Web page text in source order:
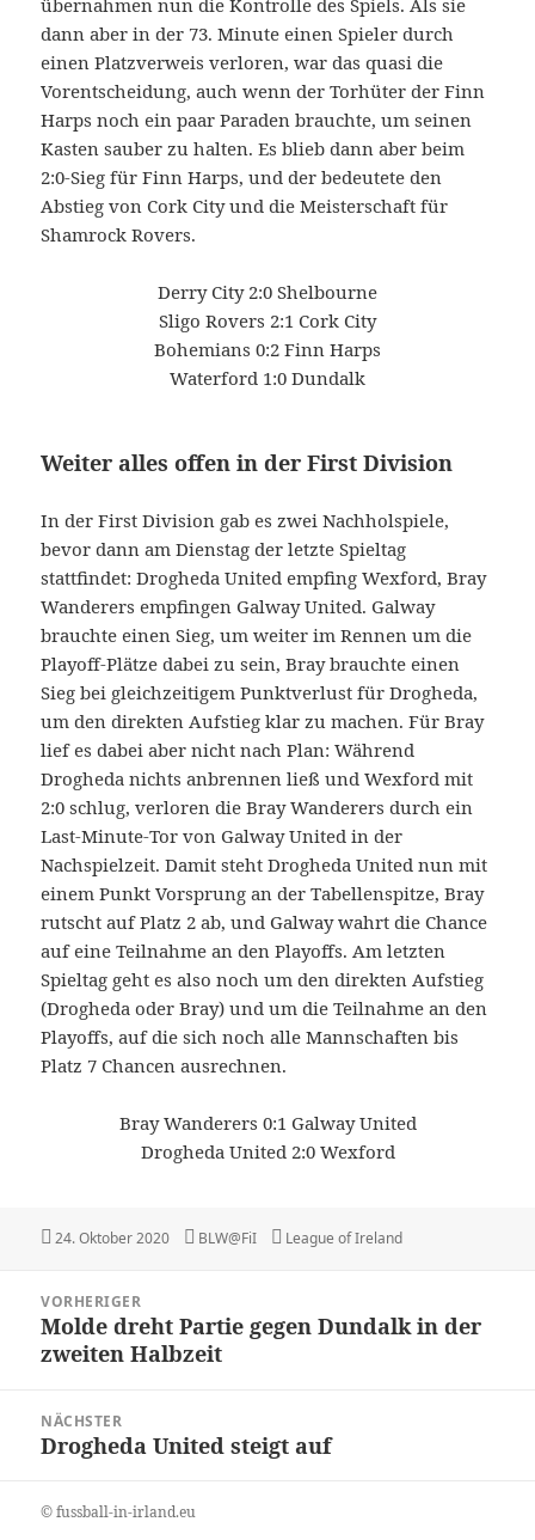
übernahmen nun die Kontrolle des Spiels. Als sie
dann aber in der 73. Minute einen Spieler durch
einen Platzverweis verloren, war das quasi die
Vorentscheidung, auch wenn der Torhüter der Finn
Harps noch ein paar Paraden brauchte, um seinen
Kasten sauber zu halten. Es blieb dann aber beim
2:0-Sieg für Finn Harps, und der bedeutete den
Abstieg von Cork City und die Meisterschaft für
Shamrock Rovers.
Derry City 2:0 Shelbourne
Sligo Rovers 2:1 Cork City
Bohemians 0:2 Finn Harps
Waterford 1:0 Dundalk
Weiter alles offen in der First Division
In der First Division gab es zwei Nachholspiele,
bevor dann am Dienstag der letzte Spieltag
stattfindet: Drogheda United empfing Wexford, Bray
Wanderers empfingen Galway United. Galway
brauchte einen Sieg, um weiter im Rennen um die
Playoff-Plätze dabei zu sein, Bray brauchte einen
Sieg bei gleichzeitigem Punktverlust für Drogheda,
um den direkten Aufstieg klar zu machen. Für Bray
lief es dabei aber nicht nach Plan: Während
Drogheda nichts anbrennen ließ und Wexford mit
2:0 schlug, verloren die Bray Wanderers durch ein
Last-Minute-Tor von Galway United in der
Nachspielzeit. Damit steht Drogheda United nun mit
einem Punkt Vorsprung an der Tabellenspitze, Bray
rutscht auf Platz 2 ab, und Galway wahrt die Chance
auf eine Teilnahme an den Playoffs. Am letzten
Spieltag geht es also noch um den direkten Aufstieg
(Drogheda oder Bray) und um die Teilnahme an den
Playoffs, auf die sich noch alle Mannschaften bis
Platz 7 Chancen ausrechnen.
Bray Wanderers 0:1 Galway United
Drogheda United 2:0 Wexford
Veröffentlicht
24. Oktober 2020 Autor
BLW@FiI Kategorien
League of Ireland
VORHERIGER
Vorheriger
Beitrag:
Molde dreht Partie gegen Dundalk in der
zweiten Halbzeit
NÄCHSTER
Nächster
Drogheda United steigt auf
© fussball-in-irland.eu